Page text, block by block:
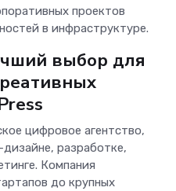
проектов
в инфраструктуре.
выбор для
цифровое агентство,
разработке,
Компания
до крупных